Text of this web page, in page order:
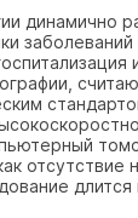
динамично
отсутствие